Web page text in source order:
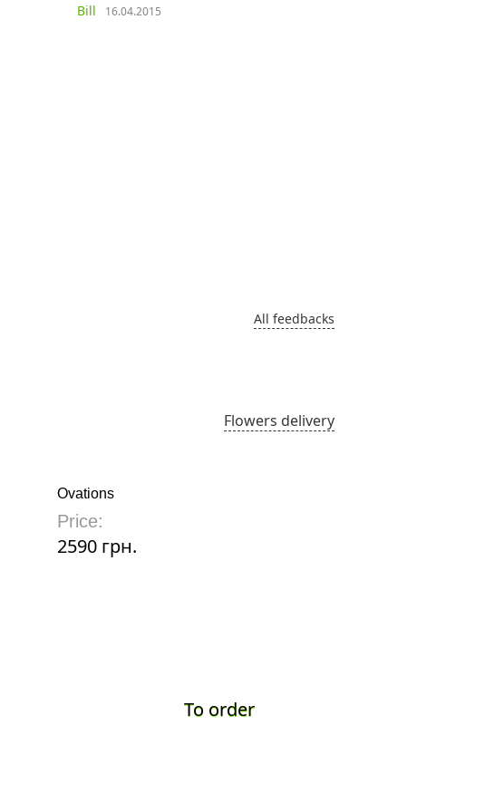
All feedbacks
Flowers delivery
Ovations
Price:
2590 грн.
To order